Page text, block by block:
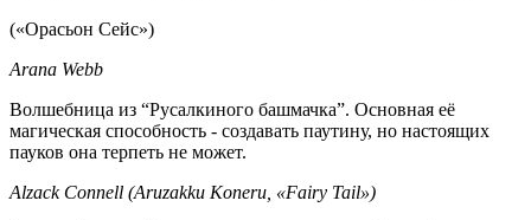
(«Орасьон Сейс»)
Arana Webb
Волшебница из “Русалкиного башмачка”. Основная её
магическая способность - создавать паутину, но настоящих
пауков она терпеть не может.
Alzack Connell (Aruzakku Koneru, «Fairy Tail»)